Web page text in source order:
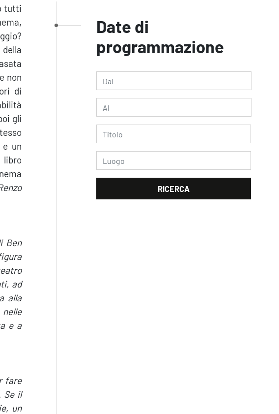
tutti
non
di
gli
e un
libro
Ben
ad
alla
e a
fare
Se il
un
Date di
programmazione